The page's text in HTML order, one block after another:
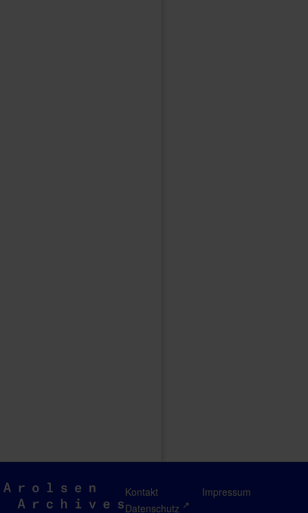
Arolsen
Archives
Kontakt
Impressum
Datenschutz